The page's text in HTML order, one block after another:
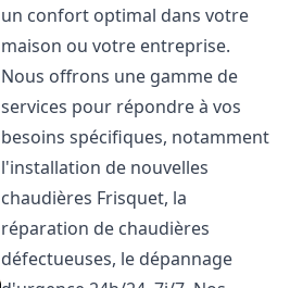
un confort optimal dans votre
maison ou votre entreprise.
Nous offrons une gamme de
services pour répondre à vos
besoins spécifiques, notamment
l'installation de nouvelles
chaudières Frisquet, la
réparation de chaudières
défectueuses, le dépannage